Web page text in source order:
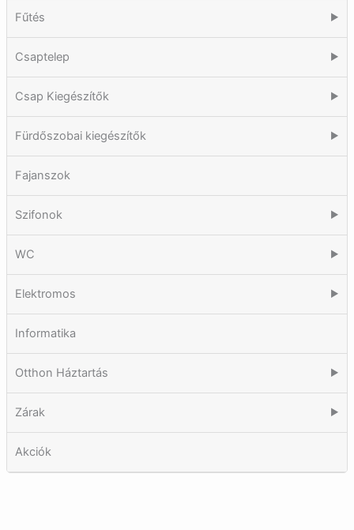
Fűtés ▶
Csaptelep ▶
Csap Kiegészítők ▶
Fürdőszobai kiegészítők ▶
Fajanszok
Szifonok ▶
WC ▶
Elektromos ▶
Informatika
Otthon Háztartás ▶
Zárak ▶
Akciók